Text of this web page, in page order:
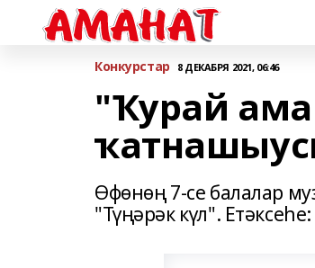
Конкурстар 8 ДЕКАБРЯ 2021, 06:46
"Ҡурай
Өфөнөң 7-се балалар
"Түңәрәк күл".